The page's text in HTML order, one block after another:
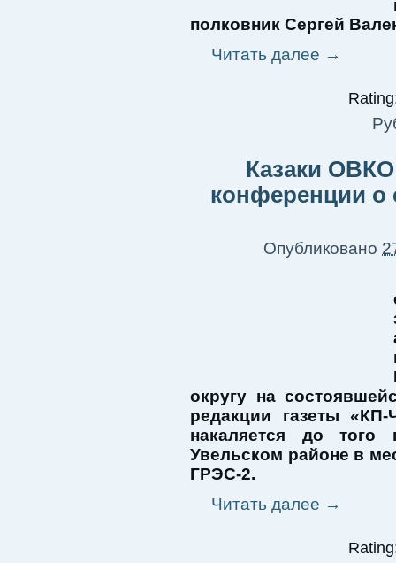
полковник Сергей
Читать далее →
Казаки ОВКО
конференции о
Опубликовано
округу на
редакции газеты
накаляется до
Увельском районе в
ГРЭС-2.
Читать далее →